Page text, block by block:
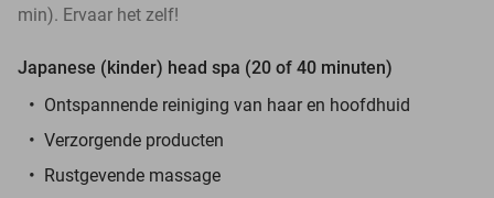
min). Ervaar het zelf!
Japanese (kinder) head spa (20 of 40 minuten)
Ontspannende reiniging van haar en hoofdhuid
Verzorgende producten
Rustgevende massage